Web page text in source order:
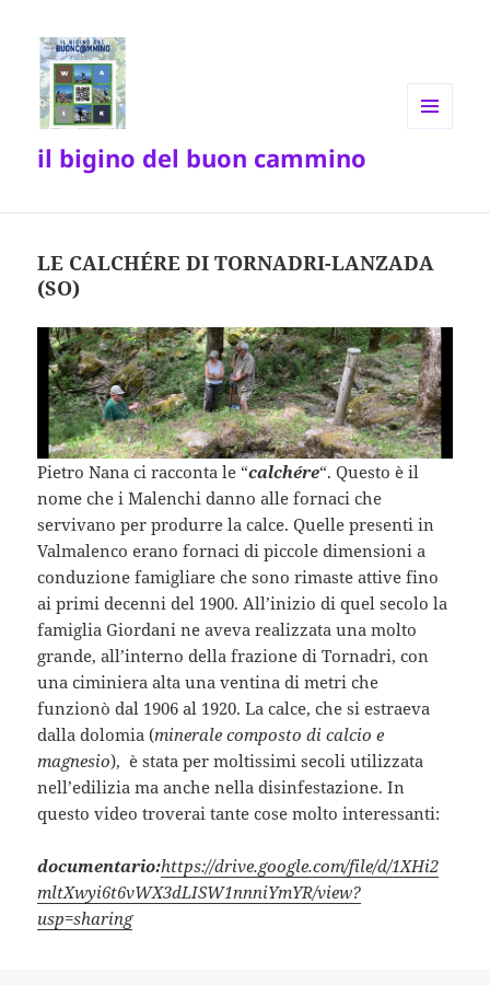
il bigino del buon cammino
LE CALCHÉRE DI TORNADRI-LANZADA
(SO)
Pietro Nana ci racconta le “calchére“. Questo è il
nome che i Malenchi danno alle fornaci che
servivano per produrre la calce. Quelle presenti in
Valmalenco erano fornaci di piccole dimensioni a
conduzione famigliare che sono rimaste attive fino
ai primi decenni del 1900. All’iniziodi quel secolo la
famiglia Giordani ne aveva realizzata una molto
grande, all’interno della frazione di Tornadri, con
una ciminiera alta una ventina di metri che
funzionò dal 1906 al 1920. La calce, che si estraeva
dalla dolomia (minerale composto di calcio e
magnesio), è stata per moltissimi secoli utilizzata
nell’edilizia ma anche nella disinfestazione. In
questo video troverai tante cose molto interessanti:
documentario:https://drive.google.com/file/d/1XHi2
mltXwyi6t6vWX3dLISW1nnniYmYR/view?
usp=sharing